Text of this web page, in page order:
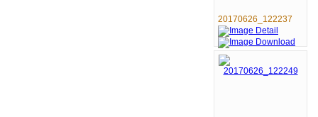
20170626_122237